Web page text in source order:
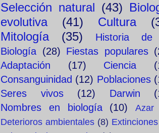
Selección natural (43)
evolutiva
(41) Cultura
Mitología
(35)
Historia
Biología (28) Fiestas populares
Adaptación
(17) Ciencia
Consanguinidad (12) Poblaciones
Seres vivos
(12) Darwin
Nombres en biología
(10)
Azar
Deterioros ambientales (8) Extinciones